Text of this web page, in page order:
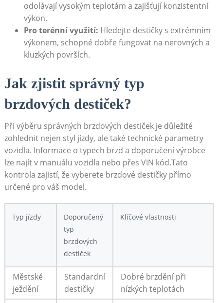
odolávají ⁢vysokým teplotám ⁤a zajišťují konzistentní
výkon.
Pro terénní využití: Hledejte destičky s extrémním
výkonem,‌ schopné dobře fungovat na nerovných a
kluzkých površích.
Jak zjistit správný typ
brzdových destiček?
Při výběru správných‍ brzdových destiček je důležité
zohlednit nejen styl jízdy, ale také ‍technické parametry
vozidla. Informace o ​typech brzd ‌a doporučení výrobce
‍lze najít v manuálu vozidla nebo přes VIN kód.Tato
kontrola zajistí, že vyberete brzdové destičky přímo
určené pro váš model.
Typ jízdy
Doporučený
typ
brzdových
destiček
Klíčové vlastnosti
Městské
ježdění
Standardní
destičky
Dobré brzdění při
nízkých teplotách